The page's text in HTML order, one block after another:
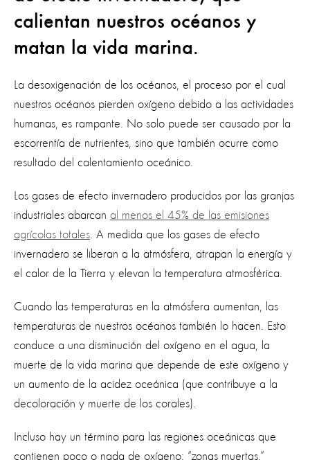
calientan nuestros océanos y
matan la vida marina.
La desoxigenación de los océanos, el proceso por el cual
nuestros océanos pierden oxígeno debido a las actividades
humanas, es rampante. No solo puede ser causado por la
escorrentía de nutrientes, sino que también ocurre como
resultado del calentamiento oceánico.
Los gases de efecto invernadero producidos por las granjas
industriales abarcan al menos el 45% de las emisiones
agrícolas totales. A medida que los gases de efecto
invernadero se liberan a la atmósfera, atrapan la energía y
el calor de la Tierra y elevan la temperatura atmosférica.
Cuando las temperaturas en la atmósfera aumentan, las
temperaturas de nuestros océanos también lo hacen. Esto
conduce a una disminución del oxígeno en el agua, la
muerte de la vida marina que depende de este oxígeno y
un aumento de la acidez oceánica (que contribuye a la
decoloración y muerte de los corales).
Incluso hay un término para las regiones oceánicas que
contienen poco o nada de oxígeno: “zonas muertas.”